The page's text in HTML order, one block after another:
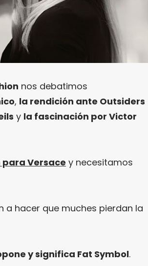
nos debatimos
, la rendición ante Outsiders
y la fascinación por Victor
para Versace y necesitamos
a hacer que muches pierdan la
y significa Fat Symbol.